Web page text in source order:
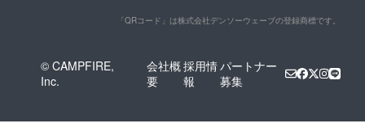
「QRコード」は株式会社デンソーウェーブの登録商標です。
© CAMPFIRE,
Inc.
会社概
要
採用情
報
パートナー
募集